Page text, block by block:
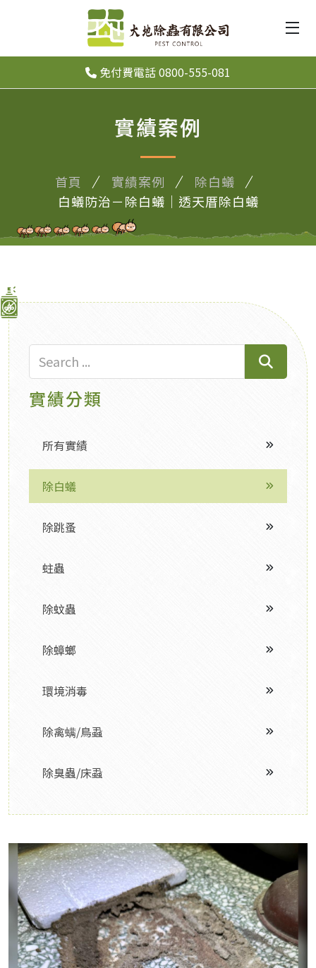
免付費電話 0800-555-081
實績案例
首頁 實績案例
除白蟻
白蟻防治－除白蟻｜透天厝除白蟻
實績分類
所有實績
除白蟻
除跳蚤
蛀蟲
除蚊蟲
除蟑螂
環境消毒
除禽螨/鳥蝨
除臭蟲/床蝨